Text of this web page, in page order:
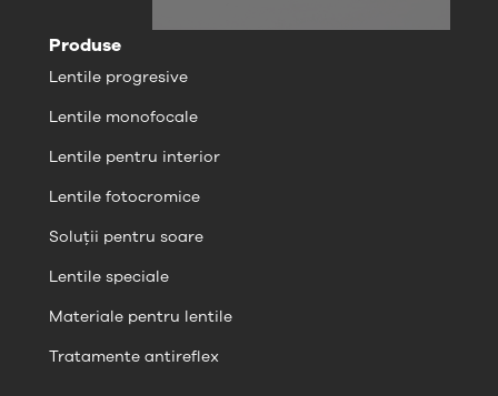
Produse
Lentile progresive
Lentile monofocale
Lentile pentru interior
Lentile fotocromice
Soluții pentru soare
Lentile speciale
Materiale pentru lentile
Tratamente antireflex